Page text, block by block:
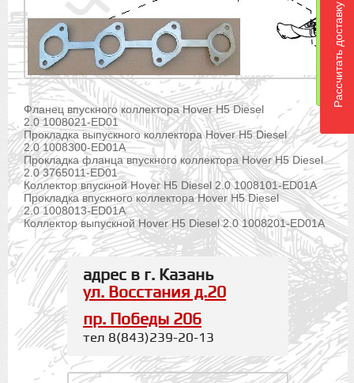
Фланец впускного коллектора Hover H5 Diesel
2.0 1008021-ED01
Прокладка выпускного коллектора Hover H5 Diesel
2.0 1008300-ED01A
Прокладка фланца впускного коллектора Hover H5 Diesel
2.0 3765011-ED01
Коллектор впускной Hover H5 Diesel 2.0 1008101-ED01A
Прокладка впускного коллектора Hover H5 Diesel
2.0 1008013-ED01A
Коллектор выпускной Hover H5 Diesel 2.0 1008201-ED01A
адрес в г. Казань
ул. Восстания д.20
пр. Победы 206
тел 8(843)239-20-13
Рассчитать доставку